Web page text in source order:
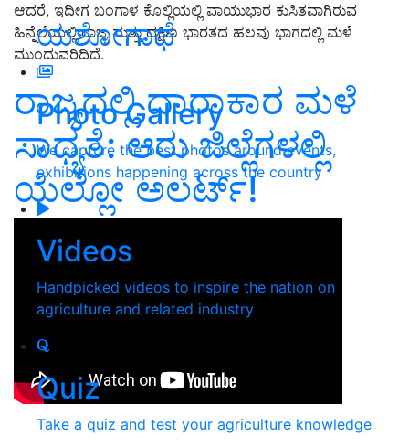
ಯಶೋಗಾಥೆ
Photo Gallery
We capture the best photos around events,
exhibitions happening across the country
Videos
Handpicked videos to inspire the nation on
agriculture and related industry
Quiz
Take a quiz and test your agriculture knowledge
ಆದರೆ, ಇದೀಗ ಬಂಗಾಳ ಕೊಲ್ಲಿಯಲ್ಲಿ ವಾಯುಭಾರ ಕುಸಿತವಾಗಿರುವ
ಹಿನ್ನೆಲೆಯಲ್ಲಿ ರಾಜ್ಯ ಮತ್ತು ದಕ್ಷಿಣ ಭಾರತದ ಹಲವು ಭಾಗದಲ್ಲಿ ಮಳೆ
ಮುಂದುವರಿದಿದೆ.
ರಾಜ್ಯದಲ್ಲಿ ಧಾರಾಕಾರ ಮಳೆ
ಸಾಧ್ಯತೆ: ಆರು ಜಿಲ್ಲೆಗಳಲ್ಲಿ
ಯೆಲ್ಲೋ ಅಲರ್ಟ್‌!